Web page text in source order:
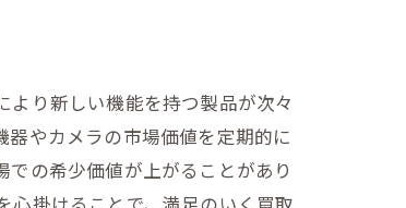
り新しい機能を持つ製品が次々
やカメラの市場価値を定期的に
の希少価値が上がることがあり